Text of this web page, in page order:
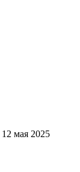
12 мая 2025